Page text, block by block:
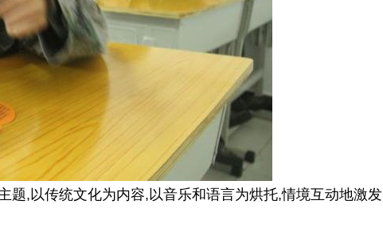
题,以传统文化为内容,以音乐和语言为烘托,情境互动地激发